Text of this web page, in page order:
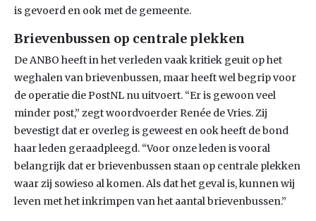
is gevoerd en ook met de gemeente.
Brievenbussen op centrale plekken
De ANBO heeft in het verleden vaak kritiek geuit op het
weghalen van brievenbussen, maar heeft wel begrip voor
de operatie die PostNL nu uitvoert. “Er is gewoon veel
minder post,” zegt woordvoerder Renée de Vries. Zij
bevestigt dat er overleg is geweest en ook heeft de bond
haar leden geraadpleegd. “Voor onze leden is vooral
belangrijk dat er brievenbussen staan op centrale plekken
waar zij sowieso al komen. Als dat het geval is, kunnen wij
leven met het inkrimpen van het aantal brievenbussen.”